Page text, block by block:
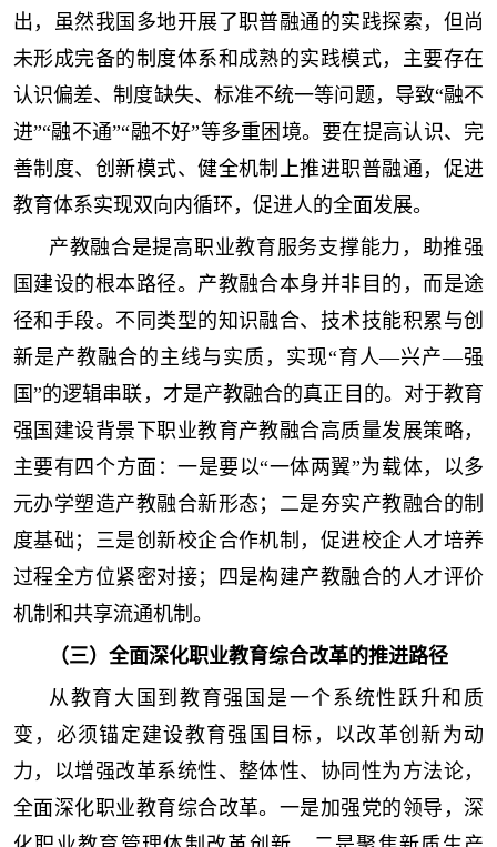
出，虽然我国多地开展了职普融通的实践探索，但尚
未形成完备的制度体系和成熟的实践模式，主要存在
认识偏差、制度缺失、标准不统一等问题，导致“融不
进”“融不通”“融不好”等多重困境。要在提高认识、完
善制度、创新模式、健全机制上推进职普融通，促进
教育体系实现双向内循环，促进人的全面发展。
产教融合是提高职业教育服务支撑能力，助推强
国建设的根本路径。产教融合本身并非目的，而是途
径和手段。不同类型的知识融合、技术技能积累与创
新是产教融合的主线与实质，实现“育人—兴产—强
国”的逻辑串联，才是产教融合的真正目的。对于教育
强国建设背景下职业教育产教融合高质量发展策略，
主要有四个方面：一是要以“一体两翼”为载体，以多
元办学塑造产教融合新形态；二是夯实产教融合的制
度基础；三是创新校企合作机制，促进校企人才培养
过程全方位紧密对接；四是构建产教融合的人才评价
机制和共享流通机制。
（三）全面深化职业教育综合改革的推进路径
从教育大国到教育强国是一个系统性跃升和质
变，必须锚定建设教育强国目标，以改革创新为动
力，以增强改革系统性、整体性、协同性为方法论，
全面深化职业教育综合改革。一是加强党的领导，深